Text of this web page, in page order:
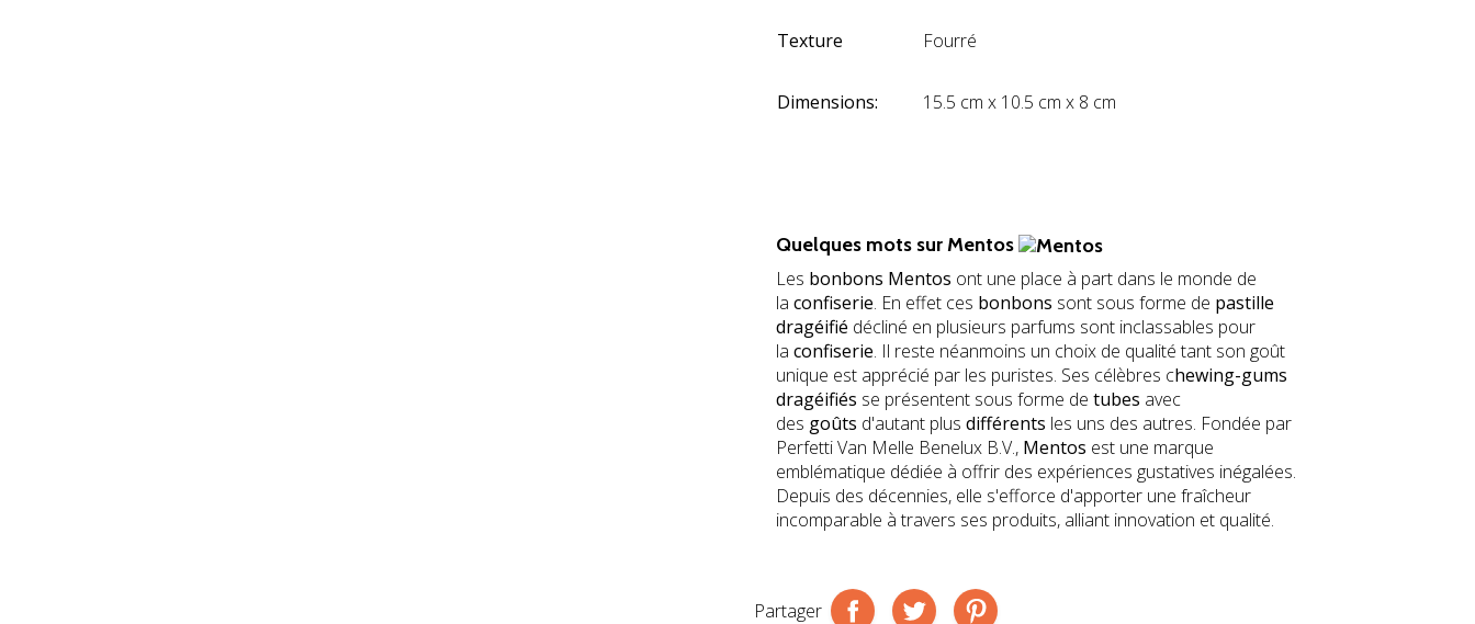
Texture Fourré
Dimensions: 15.5 cm x 10.5 cm x 8 cm
Quelques mots surMentos
Les bonbons Mentos ont une place à part dans le monde de
la confiserie. En effet ces bonbons sont sous forme de pastille
dragéifié décliné en plusieurs parfums sont inclassables pour
la confiserie. Il reste néanmoins un choix de qualité tant son goût
unique est apprécié par les puristes. Ses célèbres chewing-gums
dragéifiés se présentent sous forme de tubes avec
des goûts d'autant plus différents les uns des autres. Fondée par
Perfetti Van Melle Benelux B.V., Mentos est une marque
emblématique dédiée à offrir des expériences gustatives inégalées.
Depuis des décennies, elle s'efforce d'apporter une fraîcheur
incomparable à travers ses produits, alliant innovation et qualité.
Partager